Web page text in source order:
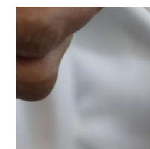
de
navegação